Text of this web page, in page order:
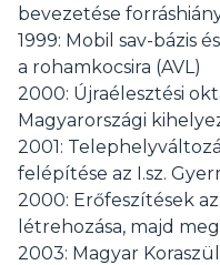
bevezetése
1999: Mobil sav-bázis
a rohamkocsira (AVL)
2000: Újraélesztési
Magyarországi
2001:
felépítése az I.sz.
2000: Erőfeszítések
létrehozása, majd
2003: Magyar